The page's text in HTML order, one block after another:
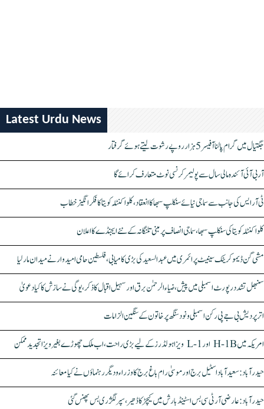
Latest Urdu News
جگتیال میں گرام پالنا آفیسر 5 ہزار روپے رشوت لیتے ہوئے گرفتار
آر بی آئی آئندہ مالی سال سے پولیمر کرنسی نوٹ متعارف کرائے گا
ٹی آر ایس کی جانب سے سماجی نیائے سنکلپ سبھا کا انعقاد، کلواکنٹلہ کویتا کا فکر انگیز خطاب
کلواکنٹلہ کویتا کی سنکلپ سبھا، سماجی انصاف پر مبنی تلنگانہ کے نئے ایجنڈے کا اعلان
مشی گن ڈیموکریٹک سینیٹ پرائمری میں عبدالسعید کی بڑی کامیابی، فلسطین حامی امیدوار نے میدان مار لیا
سنبھل تشدد رپورٹ اسمبلی میں پیش، ضیاء الرحمٰن برق اور سہیل اقبال کا ذکر، یوگی نے سازش کا کیا دعویٰ
اتر پردیش بی جے پی رکن اسمبلی ونود سنگھ پر خاتون کے سنگین الزامات
امریکہ میں H-1B اور L-1 ویزا ہولڈرز کے لیے بڑی راحت، اب ملک چھوڑے بغیر ویزا تجدید ممکن
حیدرآباد: سعیدآباد اسٹیل برج اور موسیٰ رام باغ برج کا وزراء و دیگر رہنماؤں نے کیا معائنہ
حیدرآباد: عارضی آر ٹی سی بس اسٹینڈ بارش میں کیچڑ کا ڈھیر، سپر لگژری بس پھنس گئی